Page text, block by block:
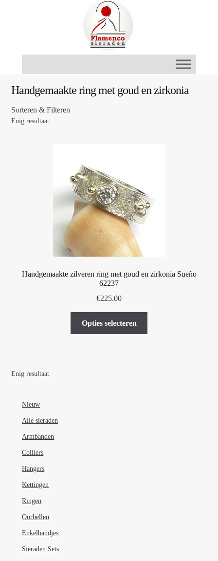
Handgemaakte ring met goud en zirkonia
Sorteren & Filteren
Enig resultaat
Handgemaakte zilveren ring met goud en zirkonia Sueño
62237
€225.00
Opties selecteren
Enig resultaat
Nieuw
Alle sieraden
Armbanden
Colliers
Hangers
Kettingen
Ringen
Oorbellen
Enkelbandjes
Sieraden Sets